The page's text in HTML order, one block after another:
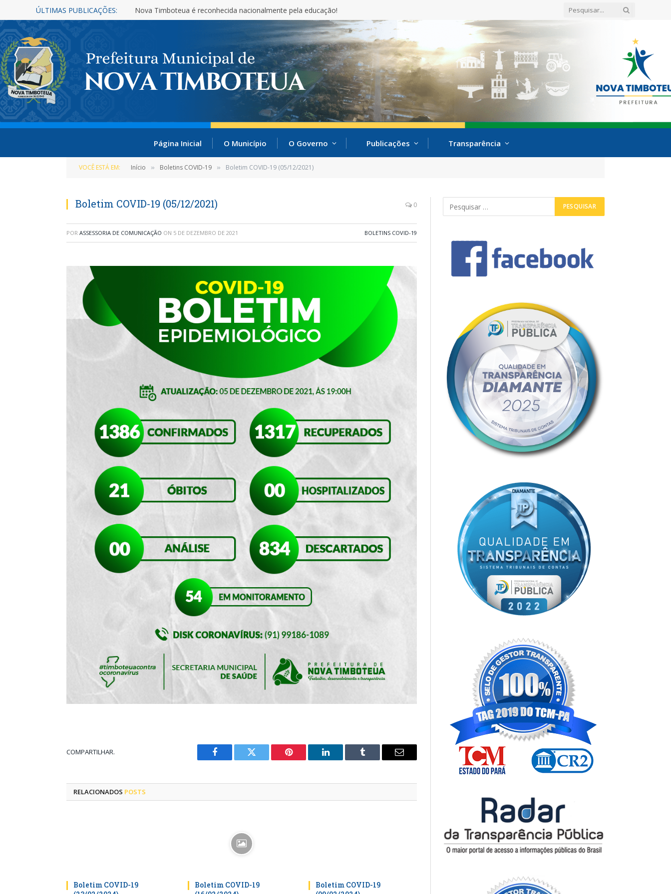
ÚLTIMAS PUBLICAÇÕES: Nova Timboteua é reconhecida nacionalmente pela educação!
Página Inicial O Município O Governo Publicações Transparência
VOCÊ ESTÁ EM: Início » Boletins COVID-19 » Boletim COVID-19 (05/12/2021)
Boletim COVID-19 (05/12/2021) 0
POR ASSESSORIA DE COMUNICAÇÃO ON 5 DE DEZEMBRO DE 2021 BOLETINS COVID-19
COMPARTILHAR.
Facebook Twitter Pinterest LinkedIn Tumblr
E-
RELACIONADOS POSTS
Boletim COVID-19
Boletim COVID-19
Boletim COVID-19